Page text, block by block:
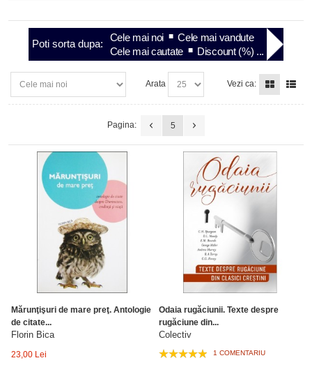
Poti sorta dupa:
Cele mai noi
Cele mai vandute
Cele mai cautate
Discount (%) ...
Arata Vezi ca:
Pagina: 5
Mărunţişuri de mare preţ. Antologie
de citate...
Florin Bica
23,00 Lei
Odaia rugăciunii. Texte despre
rugăciune din...
Colectiv
1 COMENTARIU